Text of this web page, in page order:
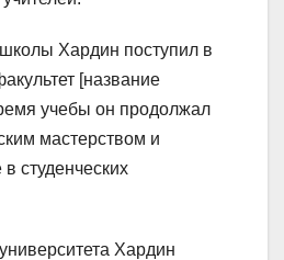
Хардин поступил в
[название
учебы он продолжал
мастерством и
студенческих
Хардин